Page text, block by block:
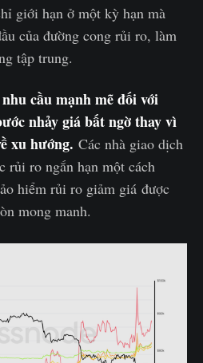
giới hạn ở một kỳ hạn mà
của đường cong rủi ro, làm
tập trung.
cầu mạnh mẽ đối với
nhảy giá bất ngờ thay vì
xu hướng. Các nhà giao dịch
rủi ro ngắn hạn một cách
hiểm rủi ro giảm giá được
mong manh.